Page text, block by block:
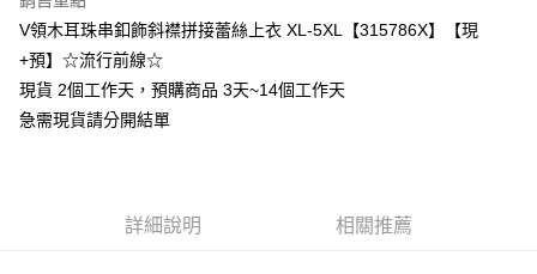
全支付
大哥付你分期
2.付款方式選擇「大哥付你分期」，訂單成立後會自動跳轉到大哥付的交易
V領木耳珠串釦飾斜襟拼接蕾絲上衣 XL-5XL【315786X】【現
+預】☆流行前線☆
現貨 2個工作天，預購商品 3天~14個工作天
急需現貨請分開結單
詳細說明 相關推薦